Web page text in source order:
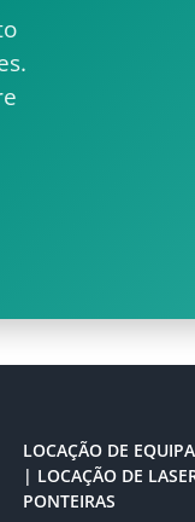
LOCAÇÃO DE
| LOCAÇÃO DE
PONTEIRAS